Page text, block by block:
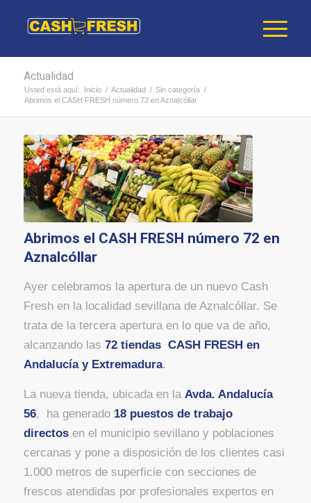
Actualidad
Usted está aquí: Inicio / Actualidad / Sin categoría /
Abrimos el CASH FRESH número 72 en Aznalcóllar
Abrimos el CASH FRESH número 72 en
Aznalcóllar
Ayer celebramos la apertura de un nuevo Cash
Fresh en la localidad sevillana de Aznalcóllar. Se
trata de la tercera apertura en lo que va de año,
alcanzando las 72 tiendas CASH FRESH en
Andalucía y Extremadura.
La nueva tienda, ubicada en la Avda. Andalucía
56, ha generado 18 puestos de trabajo
directos en el municipio sevillano y poblaciones
cercanas y pone a disposición de los clientes casi
1.000 metros de superficie con secciones de
frescos atendidas por profesionales expertos en